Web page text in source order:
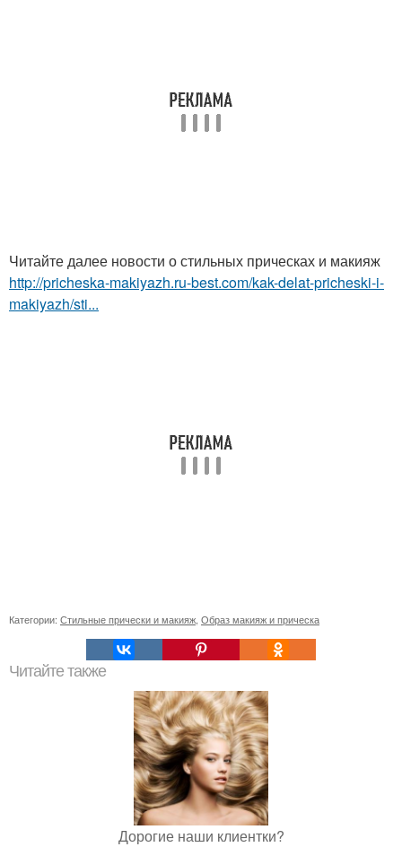
Читайте далее новости о стильных прическах и макияж
http://pricheska-makiyazh.ru-best.com/kak-delat-pricheski-i-
makiyazh/sti...
Категории: Стильные прически и макияж Образ макияж и прическа
Читайте также
Дорогие наши клиентки?